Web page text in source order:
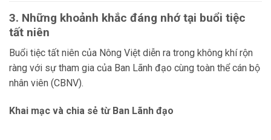
3. Những khoảnh khắc đáng nhớ tại buổi tiệc
tất niên
Buổi tiệc tất niên của Nông Việt diễn ra trong không khí rộn
ràng với sự tham gia của Ban Lãnh đạo cùng toàn thể cán bộ
nhân viên (CBNV).
Khai mạc và chia sẻ từ Ban Lãnh đạo